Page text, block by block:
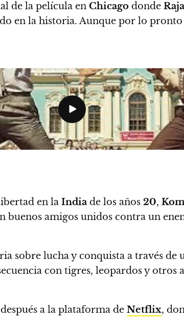
de la película en Chicago donde
en la historia. Aunque por lo
en la India de los años 20,
buenos amigos unidos contra un
sobre lucha y conquista a través
con tigres, leopardos y otros
a la plataforma de Netflix,